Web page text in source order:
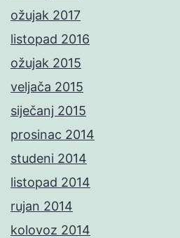
ožujak 2017
listopad 2016
ožujak 2015
veljača 2015
siječanj 2015
prosinac 2014
studeni 2014
listopad 2014
rujan 2014
kolovoz 2014